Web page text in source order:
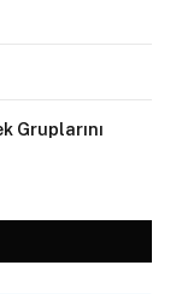
Gruplarını